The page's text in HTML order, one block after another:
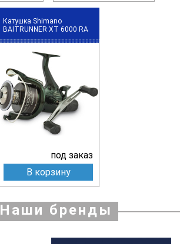
Катушка Shimano
BAITRUNNER XT 6000 RA
под заказ
В корзину
Наши бренды